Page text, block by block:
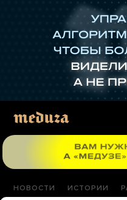
НОВОСТИ ИСТОРИИ